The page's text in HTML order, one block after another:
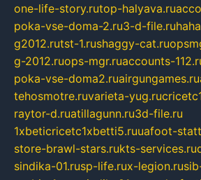
one-life-story.rutop-halyava.ru
poka-vse-doma-2.ru3-d-file.ru
g2012.rutst-1.rushaggy-cat.ru
g-2012.ruops-mgr.ruaccounts-
poka-vse-doma2.ruairgungames.ru
tehosmotre.ruvarieta-yug.ru
raytor-d.ruatillagunn.ru3d-file.ru
1xbeticricetc1xbetti5.ruuafoot-
store-brawl-stars.rukts-services.ru
sindika-01.rusp-life.rux-legion.ru